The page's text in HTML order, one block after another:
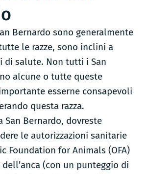
Bernardo sono generalmente
le razze, sono inclini a
di salute. Non tutti i San
alcune o tutte queste
esserne consapevoli
questa razza.
San Bernardo, dovreste
le autorizzazioni sanitarie
Foundation for Animals (OFA)
(con un punteggio di